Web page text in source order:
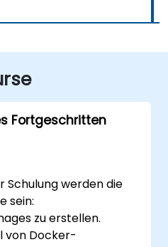
Fortgeschritten
Schulung werden die
sein:
zu erstellen.
von Docker-